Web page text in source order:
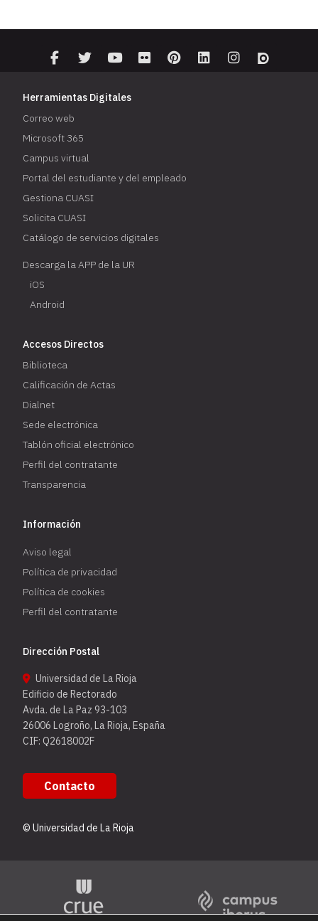
Herramientas Digitales
Correo web
Microsoft 365
Campus virtual
Portal del estudiante y del empleado
Gestiona CUASI
Solicita CUASI
Catálogo de servicios digitales
Descarga la APP de la UR
iOS
Android
Accesos Directos
Biblioteca
Calificación de Actas
Dialnet
Sede electrónica
Tablón oficial electrónico
Perfil del contratante
Transparencia
Información
Aviso legal
Política de privacidad
Política de cookies
Perfil del contratante
Dirección Postal
Universidad de La Rioja
Edificio de Rectorado
Avda. de La Paz 93-103
26006 Logroño, La Rioja, España
CIF: Q2618002F
Contacto
© Universidad de La Rioja